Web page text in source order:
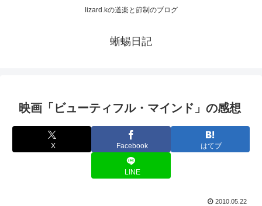
lizard.kの道楽と節制のブログ
蜥蜴日記
映画「ビューティフル・マインド」の感想
X Facebook はてブ
LINE
2010.05.22